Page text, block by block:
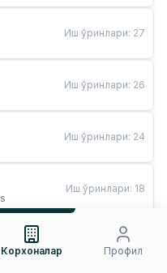
Иш ўринлари: 27
Иш ўринлари: 26
Иш ўринлари: 24
Иш ўринлари: 18
Иш ўринлари
Корхоналар Профил